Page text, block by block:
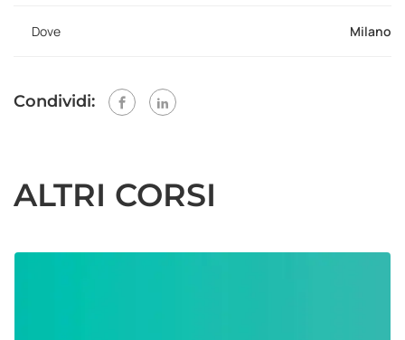
Dove Milano
Condividi:
ALTRI CORSI